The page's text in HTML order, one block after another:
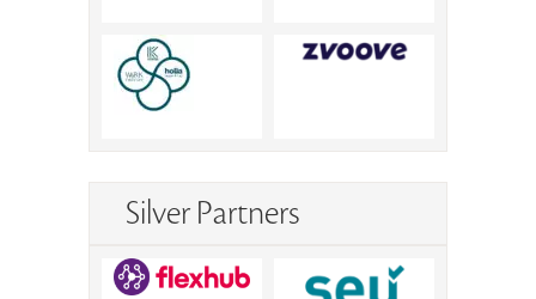
Silver Partners